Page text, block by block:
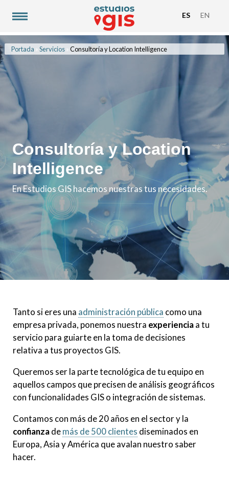
ES EN
Portada »Servicios»Consultoría y Location Intelligence
Consultoría y Location
Intelligence
En Estudios GIS hacemos nuestras tus necesidades.
Tanto si eres una administración pública como una
empresa privada, ponemos nuestra experienciaa tu
servicio para guiarte en la toma de decisiones
relativa a tus proyectos GIS.
Queremos ser la parte tecnológica de tu equipo en
aquellos campos que precisen de análisis geográficos
con funcionalidades GIS o integración de sistemas.
Contamos con más de 20 años en el sector y la
confianzademás de 500 clientes diseminados en
Europa, Asia y América que avalan nuestro saber
hacer.